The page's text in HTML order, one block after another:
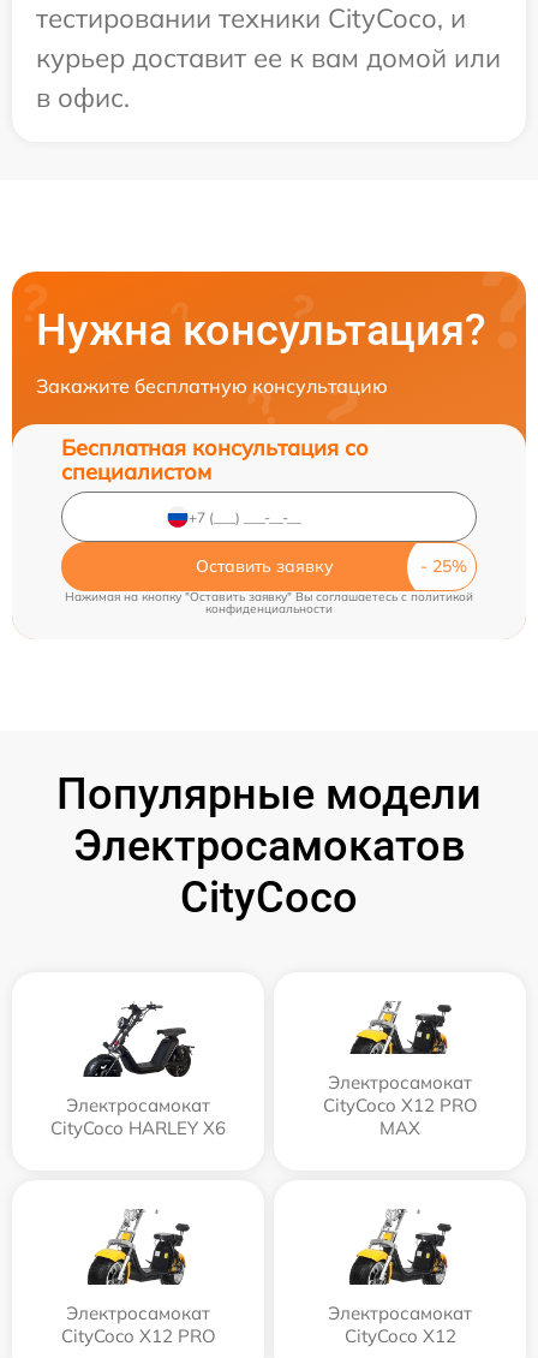
тестировании техники CityCoco, и
курьер доставит ее к вам домой или
в офис.
Нужна консультация?
Закажите бесплатную консультацию
Бесплатная консультация со
специалистом
Оставить заявку
Нажимая на кнопку "Оставить заявку" Вы соглашаетесь cполитикой
конфиденциальности
Популярные модели
Электросамокатов
CityCoco
Электросамокат
CityCoco HARLEY X6
Электросамокат
CityCoco X12 PRO
MAX
Электросамокат
CityCoco X12 PRO
Электросамокат
CityCoco X12